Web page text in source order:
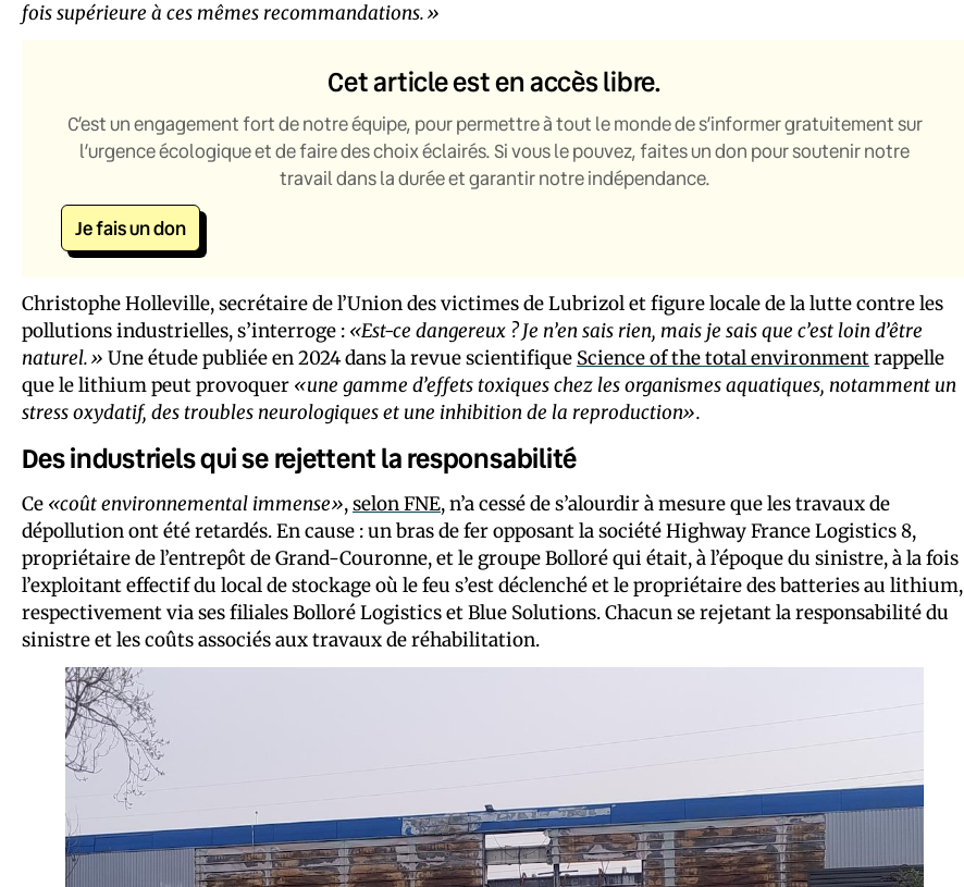
fois supérieure à ces mêmes recommandations.»
Cet article est en accès libre.
C’est un engagement fort de notre équipe, pour permettre à tout le monde de s’informer gratuitement sur
l’urgence écologique et de faire des choix éclairés. Si vous le pouvez, faites un don pour soutenir notre
travail dans la durée et garantir notre indépendance.
Je fais un don
Christophe Holleville, secrétaire de l’Union des victimes de Lubrizol et figure locale de la lutte contre les
pollutions industrielles, s’interroge : «Est-ce dangereux ? Je n’en sais rien, mais je sais que c’est loin d’être
naturel.» Une étude publiée en 2024 dans la revue scientifique Science of the total environmentrappelle
que le lithium peut provoquer «une gamme d’effets toxiques chez les organismes aquatiques, notamment un
stress oxydatif, des troubles neurologiques et une inhibition de la reproduction».
Des industriels qui se rejettent la responsabilité
Ce «coût environnemental immense»,selon FNE, n’a cessé de s’alourdir à mesure que les travaux de
dépollution ont été retardés. En cause : un bras de fer opposant la société Highway France Logistics 8,
propriétaire de l’entrepôt de Grand-Couronne, et le groupe Bolloré qui était, à l’époque du sinistre, à la fois
l’exploitant effectif du local de stockage où le feu s’est déclenché et le propriétaire des batteries au lithium,
respectivement via ses filiales Bolloré Logistics et Blue Solutions. Chacun se rejetant la responsabilité du
sinistre et les coûts associés aux travaux de réhabilitation.